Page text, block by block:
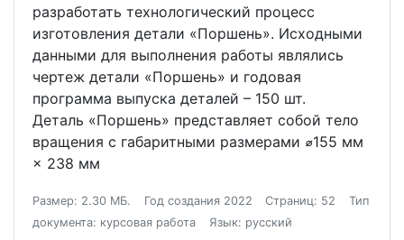
разработать технологический процесс
изготовления детали «Поршень». Исходными
данными для выполнения работы являлись
чертеж детали «Поршень» и годовая
программа выпуска деталей – 150 шт.
Деталь «Поршень» представляет собой тело
вращения с габаритными размерами ⌀155 мм
× 238 мм
Размер: 2.30 МБ. Год создания 2022 Страниц: 52
Тип
документа: курсовая работа
Язык: русский